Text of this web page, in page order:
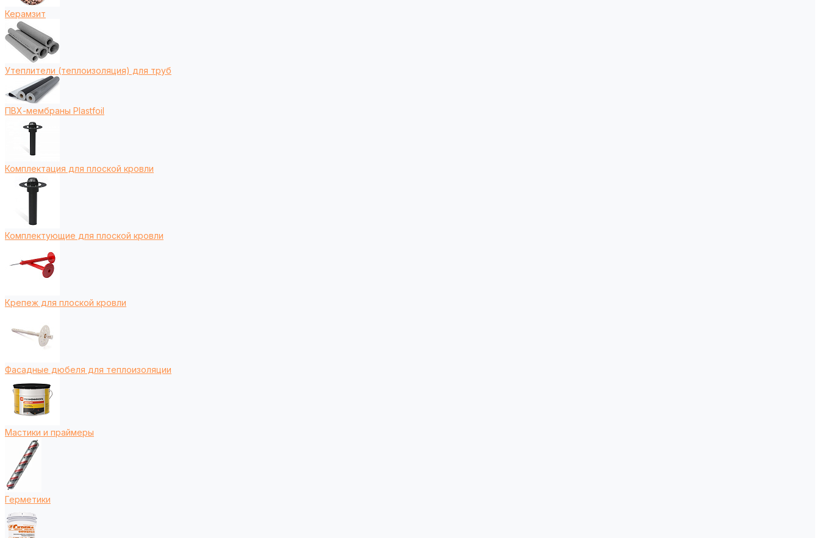
Керамзит
Утеплители (теплоизоляция) для труб
ПВХ-мембраны Plastfoil
Комплектация для плоской кровли
Комплектующие для плоской кровли
Крепеж для плоской кровли
Фасадные дюбеля для теплоизоляции
Мастики и праймеры
Герметики